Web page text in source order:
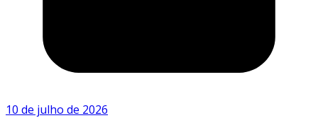
10 de julho de 2026